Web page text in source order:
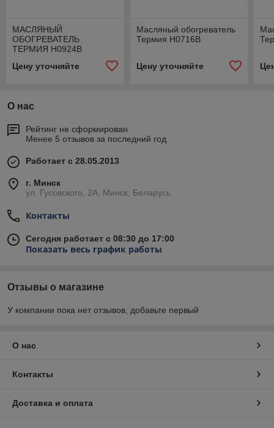
МАСЛЯНЫЙ
ОБОГРЕВАТЕЛЬ
ТЕРМИЯ Н0924В
Цену уточняйте
Масляный обогреватель
Термия Н0716В
Цену уточняйте
О нас
Рейтинг не сформирован
Менее 5 отзывов за последний год
Работает с 28.05.2013
г. Минск
ул. Гусовского, 2А, Минск, Беларусь
Контакты
Сегодня работает с 08:30 до 17:00
Показать весь график работы
Отзывы о магазине
У компании пока нет отзывов, добавьте первый
О нас
Контакты
Доставка и оплата